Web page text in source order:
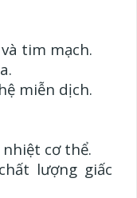
tim mạch.
miễn dịch.
cơ thể.
lượng giấc